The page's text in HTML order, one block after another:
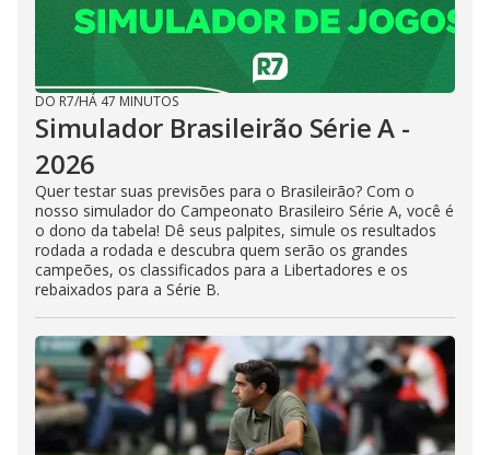
DO R7/HÁ 47 MINUTOS
Simulador Brasileirão Série A -
2026
Quer testar suas previsões para o Brasileirão? Com o
nosso simulador do Campeonato Brasileiro Série A, você é
o dono da tabela! Dê seus palpites, simule os resultados
rodada a rodada e descubra quem serão os grandes
campeões, os classificados para a Libertadores e os
rebaixados para a Série B.